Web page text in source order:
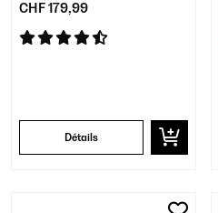
CHF 179,99
Détails